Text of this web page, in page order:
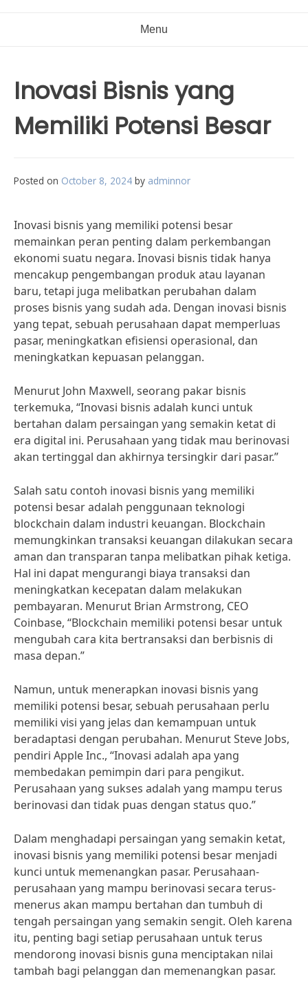
Menu
Inovasi Bisnis yang
Memiliki Potensi Besar
Posted on October 8, 2024 by adminnor
Inovasi bisnis yang memiliki potensi besar
memainkan peran penting dalam perkembangan
ekonomi suatu negara. Inovasi bisnis tidak hanya
mencakup pengembangan produk atau layanan
baru, tetapi juga melibatkan perubahan dalam
proses bisnis yang sudah ada. Dengan inovasi bisnis
yang tepat, sebuah perusahaan dapat memperluas
pasar, meningkatkan efisiensi operasional, dan
meningkatkan kepuasan pelanggan.
Menurut John Maxwell, seorang pakar bisnis
terkemuka, “Inovasi bisnis adalah kunci untuk
bertahan dalam persaingan yang semakin ketat di
era digital ini. Perusahaan yang tidak mau berinovasi
akan tertinggal dan akhirnya tersingkir dari pasar.”
Salah satu contoh inovasi bisnis yang memiliki
potensi besar adalah penggunaan teknologi
blockchain dalam industri keuangan. Blockchain
memungkinkan transaksi keuangan dilakukan secara
aman dan transparan tanpa melibatkan pihak ketiga.
Hal ini dapat mengurangi biaya transaksi dan
meningkatkan kecepatan dalam melakukan
pembayaran. Menurut Brian Armstrong, CEO
Coinbase, “Blockchain memiliki potensi besar untuk
mengubah cara kita bertransaksi dan berbisnis di
masa depan.”
Namun, untuk menerapkan inovasi bisnis yang
memiliki potensi besar, sebuah perusahaan perlu
memiliki visi yang jelas dan kemampuan untuk
beradaptasi dengan perubahan. Menurut Steve Jobs,
pendiri Apple Inc., “Inovasi adalah apa yang
membedakan pemimpin dari para pengikut.
Perusahaan yang sukses adalah yang mampu terus
berinovasi dan tidak puas dengan status quo.”
Dalam menghadapi persaingan yang semakin ketat,
inovasi bisnis yang memiliki potensi besar menjadi
kunci untuk memenangkan pasar. Perusahaan-
perusahaan yang mampu berinovasi secara terus-
menerus akan mampu bertahan dan tumbuh di
tengah persaingan yang semakin sengit. Oleh karena
itu, penting bagi setiap perusahaan untuk terus
mendorong inovasi bisnis guna menciptakan nilai
tambah bagi pelanggan dan memenangkan pasar.